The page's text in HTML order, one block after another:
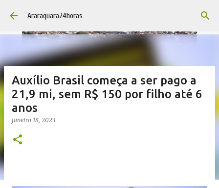
Pular para o conteúdo principal
Araraquara24horas
Auxílio Brasil começa a ser pago a
21,9 mi, sem R$ 150 por filho até 6
anos
janeiro 18, 2023